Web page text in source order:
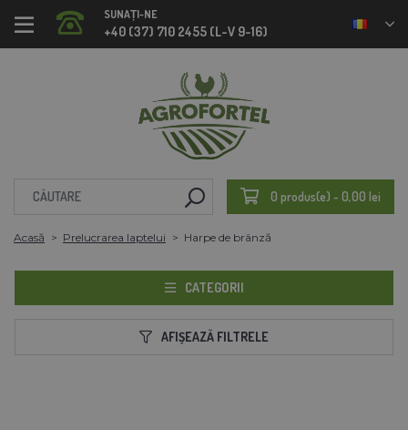
SUNAȚI-NE
+40 (37) 710 2455 (L-V 9-16)
0 produs(e) - 0,00 lei
Acasă Prelucrarea laptelui Harpe de brânză
CATEGORII
AFIȘEAZĂ FILTRELE